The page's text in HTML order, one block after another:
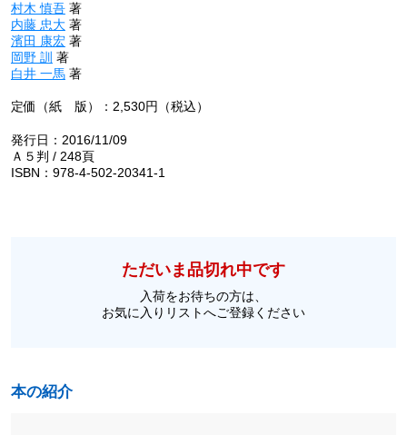
村木 慎吾著
内藤 忠大著
濱田 康宏著
岡野 訓 著
白井 一馬著
定価（紙 版）：2,530円（税込）
発行日：2016/11/09
Ａ５判 / 248頁
ISBN：978-4-502-20341-1
ただいま品切れ中です
入荷をお待ちの方は、
お気に入りリストへご登録ください
本の紹介